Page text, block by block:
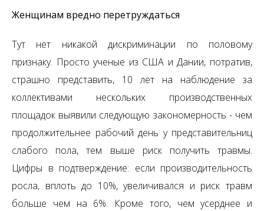
Женщинам вредно перетруждаться
Тут нет никакой дискриминации по половому
признаку. Просто ученые из США и Дании, потратив,
страшно представить, 10 лет на наблюдение за
коллективами нескольких производственных
площадок выявили следующую закономерность - чем
продолжительнее рабочий день у представительниц
слабого пола, тем выше риск получить травмы.
Цифры в подтверждение: если производительность
росла, вплоть до 10%, увеличивался и риск травм
больше чем на 6%. Кроме того, чем усерднее и